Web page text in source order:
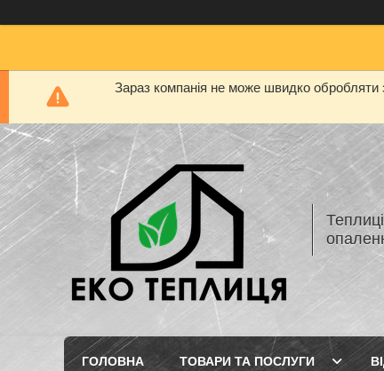
Зараз компанія не може швидко обробляти
ГОЛОВНА ТОВАРИ ТА ПОСЛУГИ